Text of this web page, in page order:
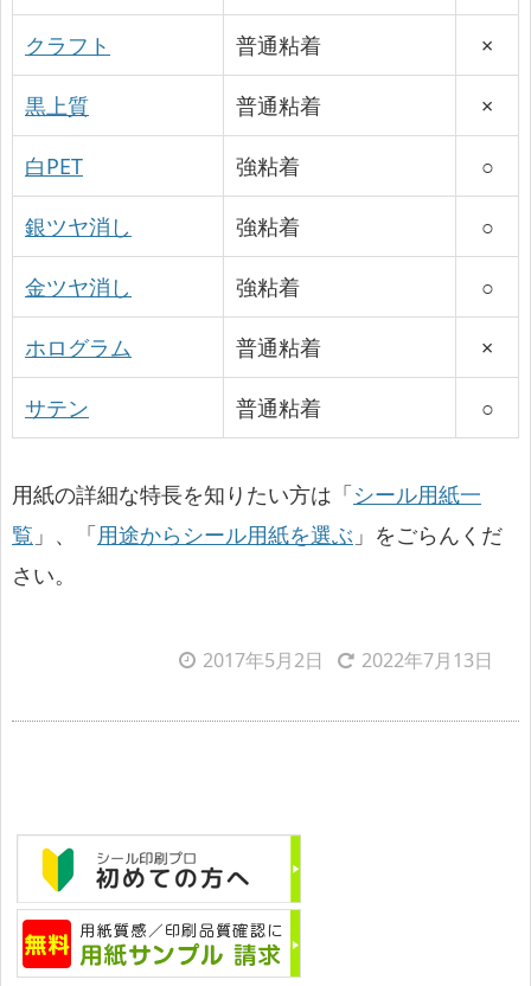
クラフト 普通粘着 ×
黒上質 普通粘着 ×
白PET 強粘着 ○
銀ツヤ消し 強粘着 ○
金ツヤ消し 強粘着 ○
ホログラム 普通粘着 ×
サテン 普通粘着 ○
用紙の詳細な特長を知りたい方は「シール用紙一
覧 」、「用途からシール用紙を選ぶ 」をごらんくだ
さい。
2017年5月2日 2022年7月13日